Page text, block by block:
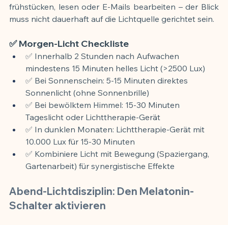
frühstücken, lesen oder E-Mails bearbeiten – der Blick
muss nicht dauerhaft auf die Lichtquelle gerichtet sein.
✅ Morgen-Licht Checkliste
✅ Innerhalb 2 Stunden nach Aufwachen
mindestens 15 Minuten helles Licht (>2500 Lux)
✅ Bei Sonnenschein: 5-15 Minuten direktes
Sonnenlicht (ohne Sonnenbrille)
✅ Bei bewölktem Himmel: 15-30 Minuten
Tageslicht oder Lichttherapie-Gerät
✅ In dunklen Monaten: Lichttherapie-Gerät mit
10.000 Lux für 15-30 Minuten
✅ Kombiniere Licht mit Bewegung (Spaziergang,
Gartenarbeit) für synergistische Effekte
Abend-Lichtdisziplin: Den Melatonin-
Schalter aktivieren